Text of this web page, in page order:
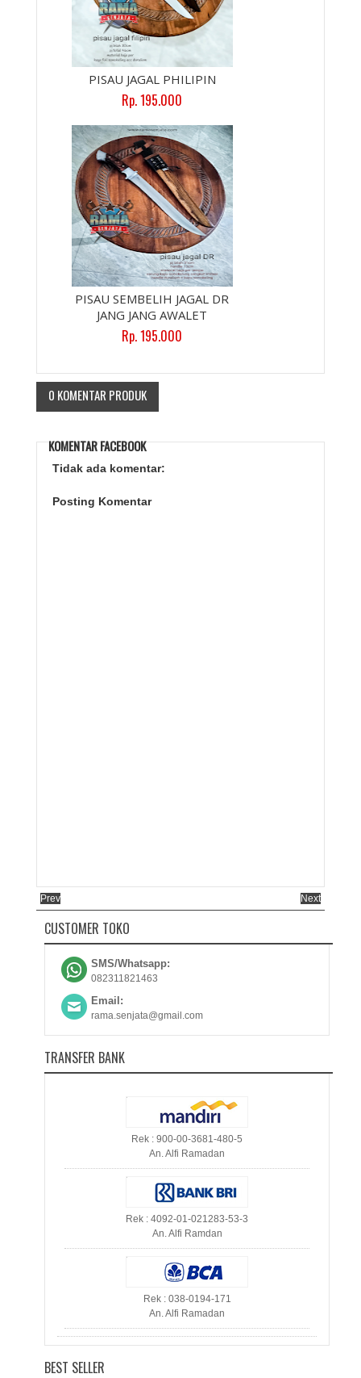
PISAU JAGAL PHILIPIN
Rp. 195.000
PISAU SEMBELIH JAGAL DR
JANG JANG AWALET
Rp. 195.000
0 KOMENTAR PRODUK
KOMENTAR FACEBOOK
Tidak ada komentar:
Posting Komentar
Prev Next
CUSTOMER TOKO
SMS/Whatsapp:
082311821463
Email:
rama.senjata@gmail.com
TRANSFER BANK
Rek : 900-00-3681-480-5
An. Alfi Ramadan
Rek : 4092-01-021283-53-3
An. Alfi Ramdan
Rek : 038-0194-171
An. Alfi Ramadan
BEST SELLER